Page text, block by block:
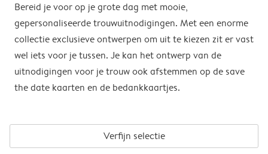
Bereid je voor op je grote dag met mooie,
gepersonaliseerde trouwuitnodigingen. Met een enorme
collectie exclusieve ontwerpen om uit te kiezen zit er vast
wel iets voor je tussen. Je kan het ontwerp van de
uitnodigingen voor je trouw ook afstemmen op de save
the date kaarten en de bedankkaartjes.
Verfijn selectie